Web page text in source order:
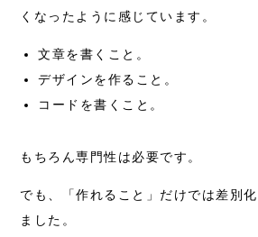
くなったように感じています。
文章を書くこと。
デザインを作ること。
コードを書くこと。
もちろん専門性は必要です。
でも、「作れること」だけでは差別
ました。